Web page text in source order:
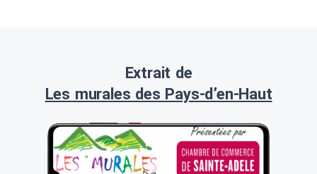
Extrait de
Les murales des Pays-d’en-Haut